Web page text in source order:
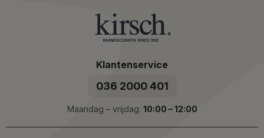
Klantenservice
036 2000 401
Maandag – vrijdag: 10:00 – 12:00